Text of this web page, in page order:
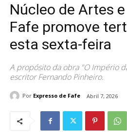
Núcleo de Artes
Fafe promove
esta sexta-feira
A propósito da obra "O Império
escritor Fernando Pinheiro.
Por Expresso de Fafe Abril 7, 2026